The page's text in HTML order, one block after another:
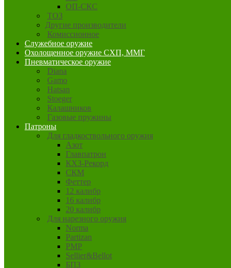
ОП-СКС
ТОЗ
Другие производители
Комиссионное
Служебное оружие
Охолощенное оружие СХП, ММГ
Пневматическое оружие
Diana
Gamo
Hatsan
Stoeger
Калашников
Газовые пружины
Патроны
Для гладкоствольного оружия
Азот
Главпатрон
КХЗ-Рекорд
СКМ
Феттер
12 калибр
16 калибр
20 калибр
Для нарезного оружия
Norma
Partizan
PMP
Sellier&Bellot
БПЗ